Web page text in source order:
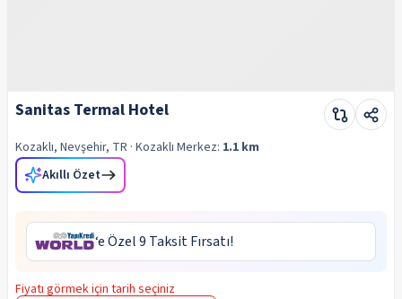
Sanitas Termal Hotel
Kozaklı, Nevşehir, TR · Kozaklı Merkez: 1.1 km
Akıllı Özet
‘e Özel 9 Taksit Fırsatı!
Fiyatı görmek için tarih seçiniz